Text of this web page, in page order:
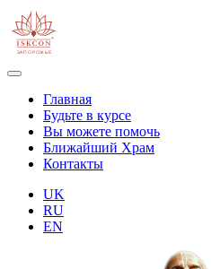
Главная
Будьте в курсе
Вы можете помочь
Ближайший Храм
Контакты
UK
RU
EN